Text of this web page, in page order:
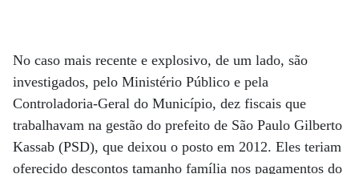
No caso mais recente e explosivo, de um lado, são
investigados, pelo Ministério Público e pela
Controladoria-Geral do Município, dez fiscais que
trabalhavam na gestão do prefeito de São Paulo Gilberto
Kassab (PSD), que deixou o posto em 2012. Eles teriam
oferecido descontos tamanho família nos pagamentos do